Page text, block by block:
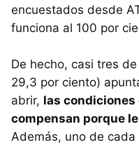
encuestados desde
funciona al 100 por
De hecho, casi tres
29,3 por ciento)
abrir, las condiciones
compensan porque
Además, uno de